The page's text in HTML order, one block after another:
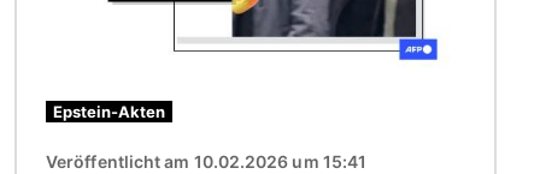
Epstein-Akten
Veröffentlicht am 10.02.2026 um 15:41